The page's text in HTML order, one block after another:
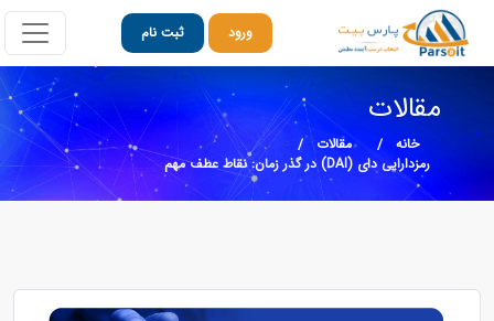
ورود ثبت نام
مقالات
خانه
مقالات
رمزدارایی دای (DAI) در گذر زمان: نقاط عطف مهم